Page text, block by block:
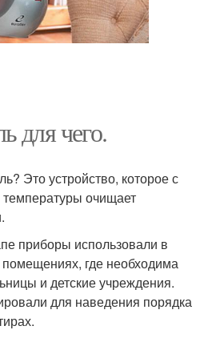
для чего.
Это устройство, которое с
очищает
приборы использовали в
где необходима
и детские учреждения.
для наведения порядка